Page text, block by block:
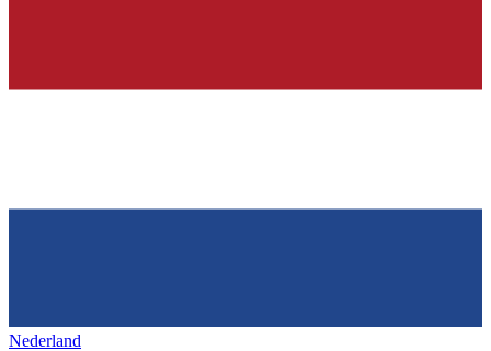
Nederland